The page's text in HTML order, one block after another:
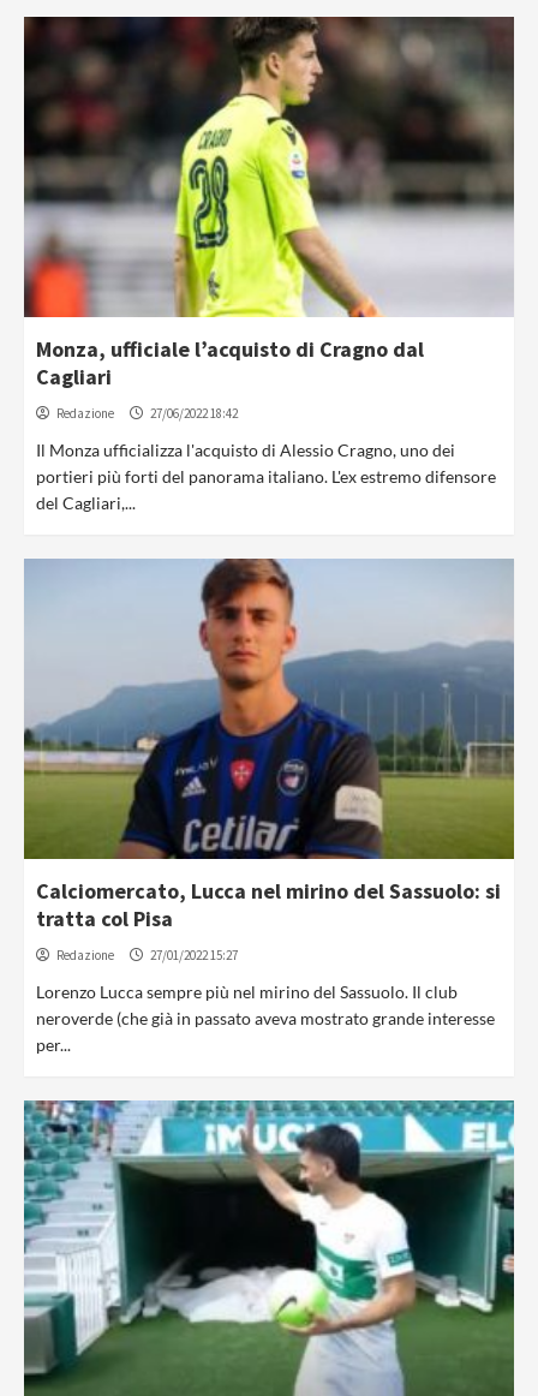
Monza, ufficiale l’acquisto di Cragno dal
Cagliari
Redazione 27/06/2022 18:42
Il Monza ufficializza l'acquisto di Alessio Cragno, uno dei
portieri più forti del panorama italiano. L'ex estremo difensore
del Cagliari,...
Calciomercato, Lucca nel mirino del Sassuolo: si
tratta col Pisa
Redazione 27/01/2022 15:27
Lorenzo Lucca sempre più nel mirino del Sassuolo. Il club
neroverde (che già in passato aveva mostrato grande interesse
per...